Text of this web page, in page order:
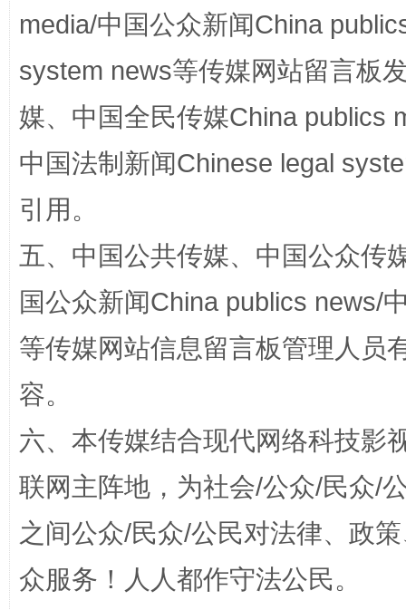
media/中国公众新闻China
system news等传媒网站留言板
媒、中国全民传媒China publics
中国法制新闻Chinese legal
引用。
五、中国公共传媒、中国公众传
国公众新闻China publics news/
等传媒网站信息留言板管理人员
容。
六、本传媒结合现代网络科技影
联网主阵地，为社会/公众/民众/
之间公众/民众/公民对法律、政
众服务！人人都作守法公民。